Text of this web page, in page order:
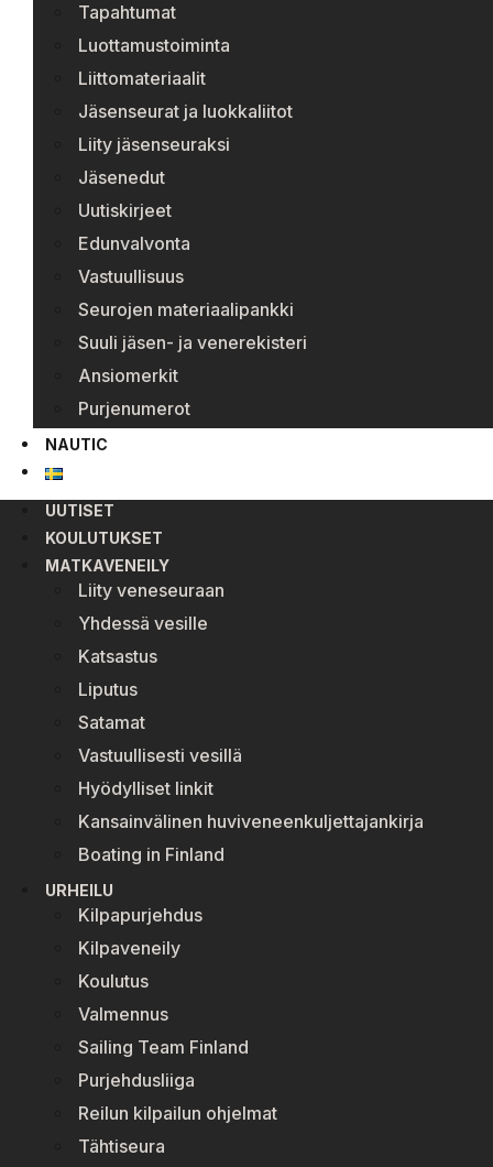
Tapahtumat
Luottamustoiminta
Liittomateriaalit
Jäsenseurat ja luokkaliitot
Liity jäsenseuraksi
Jäsenedut
Uutiskirjeet
Edunvalvonta
Vastuullisuus
Seurojen materiaalipankki
Suuli jäsen- ja venerekisteri
Ansiomerkit
Purjenumerot
NAUTIC
UUTISET
KOULUTUKSET
MATKAVENEILY
Liity veneseuraan
Yhdessä vesille
Katsastus
Liputus
Satamat
Vastuullisesti vesillä
Hyödylliset linkit
Kansainvälinen huviveneenkuljettajankirja
Boating in Finland
URHEILU
Kilpapurjehdus
Kilpaveneily
Koulutus
Valmennus
Sailing Team Finland
Purjehdusliiga
Reilun kilpailun ohjelmat
Tähtiseura